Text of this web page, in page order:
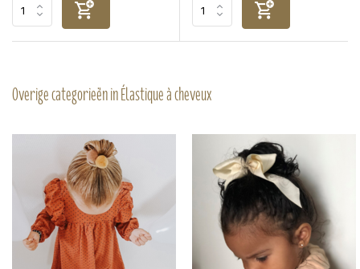
Overige categorieën in Élastique à cheveux